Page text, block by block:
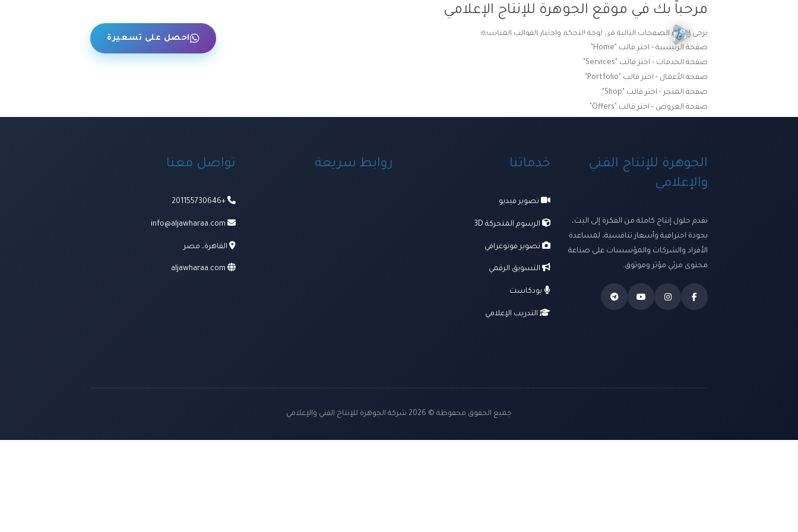
الرئيسية ترسانتنا الإبداعية ومنظومة الخدمات احصل على تسعيرة
مرحباً بك في موقع الجوهرة للإنتاج الإعلامي
يرجى إنشاء الصفحات التالية من لوحة التحكم واختيار القوالب المناسبة:
صفحة الرئيسية - اختر قالب "Home"
صفحة الخدمات - اختر قالب "Services"
صفحة الأعمال - اختر قالب "Portfolio"
صفحة المتجر - اختر قالب "Shop"
صفحة العروض - اختر قالب "Offers"
الجوهرة للإنتاج الفني
والإعلامي
نقدم حلول إنتاج كاملة من الفكرة إلى البث،
بجودة احترافية وأسعار تنافسية، لمساعدة
الأفراد والشركات والمؤسسات على صناعة
محتوى مرئي مؤثر وموثوق.
خدماتنا
تصوير فيديو
الرسوم المتحركة 3D
تصوير فوتوغرافي
التسويق الرقمي
بودكاست
التدريب الإعلامي
روابط سريعة تواصل معنا
+201155730646
info@aljawharaa.com
القاهرة، مصر
aljawharaa.com
جميع الحقوق محفوظة © 2026 شركة الجوهرة للإنتاج الفني والإعلامي